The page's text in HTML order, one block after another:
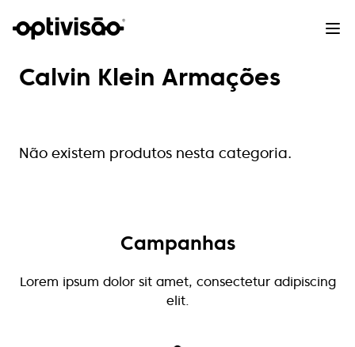
Calvin Klein Armações
Não existem produtos nesta categoria.
Campanhas
Lorem ipsum dolor sit amet, consectetur adipiscing
elit.